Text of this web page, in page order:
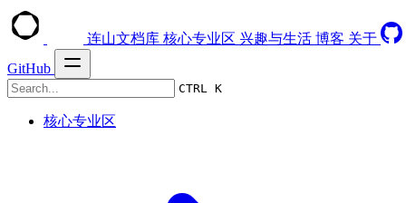
连山文档库 核心专业区 兴趣与生活 博客 关于
GitHub
CTRL K
核心专业区